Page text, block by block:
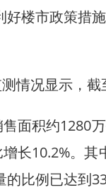
好楼市政策措
况显示，截
积约1280万
长10.2%。
比例已达到